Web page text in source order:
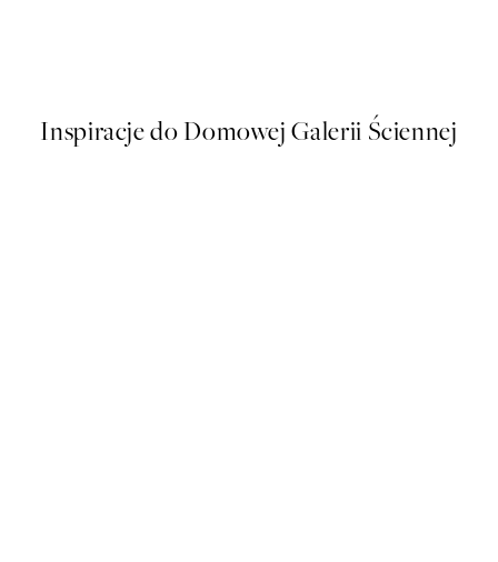
Inspiracje do Domowej Galerii Ściennej